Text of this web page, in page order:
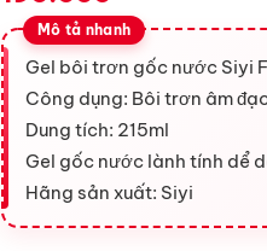
Gel bôi trơn gốc nước Siyi
Công dụng: Bôi trơn âm
Dung tích: 215ml
Gel gốc nước lành tính dể
Hãng sản xuất: Siyi